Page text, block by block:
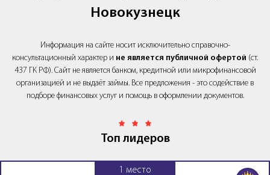
Новокузнецк
Информация на сайте носит исключительно справочно-
консультационный характер и не является публичной офертой (ст.
437 ГК РФ). Сайт не является банком, кредитной или микрофинансовой
организацией и не выдаёт займы. Все предложения - это содействие в
подборе финансовых услуг и помощь в оформлении документов.
Топ лидеров
1 место